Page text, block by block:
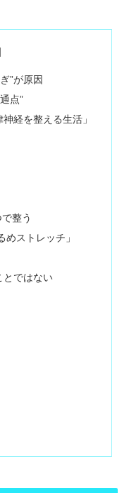
”が原因
点”
経を整える生活」
整う
ストレッチ」
とではない